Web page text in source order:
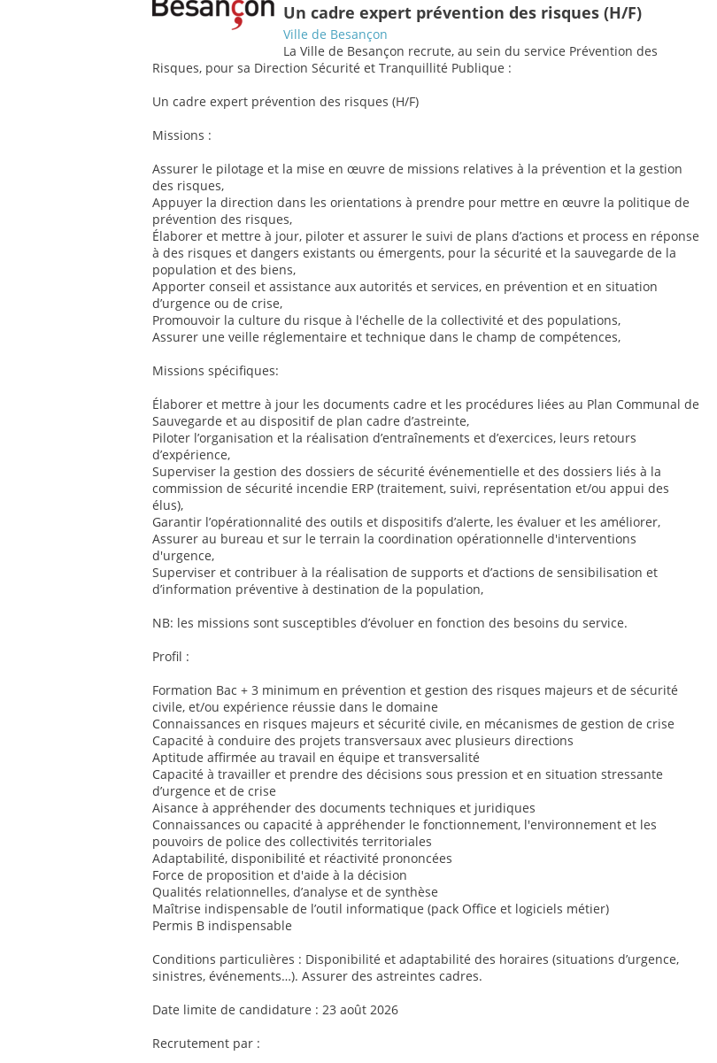
Un cadre expert prévention des risques (H/F)
Ville de Besançon
La Ville de Besançon recrute, au sein du service Prévention des
Risques, pour sa Direction Sécurité et Tranquillité Publique :
Un cadre expert prévention des risques (H/F)
Missions :
Assurer le pilotage et la mise en œuvre de missions relatives à la prévention et la gestion
des risques,
Appuyer la direction dans les orientations à prendre pour mettre en œuvre la politique de
prévention des risques,
Élaborer et mettre à jour, piloter et assurer le suivi de plans d’actions et process en réponse
à des risques et dangers existants ou émergents, pour la sécurité et la sauvegarde de la
population et des biens,
Apporter conseil et assistance aux autorités et services, en prévention et en situation
d’urgence ou de crise,
Promouvoir la culture du risque à l'échelle de la collectivité et des populations,
Assurer une veille réglementaire et technique dans le champ de compétences,
Missions spécifiques:
Élaborer et mettre à jour les documents cadre et les procédures liées au Plan Communal de
Sauvegarde et au dispositif de plan cadre d’astreinte,
Piloter l’organisation et la réalisation d’entraînements et d’exercices, leurs retours
d’expérience,
Superviser la gestion des dossiers de sécurité événementielle et des dossiers liés à la
commission de sécurité incendie ERP (traitement, suivi, représentation et/ou appui des
élus),
Garantir l’opérationnalité des outils et dispositifs d’alerte, les évaluer et les améliorer,
Assurer au bureau et sur le terrain la coordination opérationnelle d'interventions
d'urgence,
Superviser et contribuer à la réalisation de supports et d’actions de sensibilisation et
d’information préventive à destination de la population,
NB: les missions sont susceptibles d’évoluer en fonction des besoins du service.
Profil :
Formation Bac + 3 minimum en prévention et gestion des risques majeurs et de sécurité
civile, et/ou expérience réussie dans le domaine
Connaissances en risques majeurs et sécurité civile, en mécanismes de gestion de crise
Capacité à conduire des projets transversaux avec plusieurs directions
Aptitude affirmée au travail en équipe et transversalité
Capacité à travailler et prendre des décisions sous pression et en situation stressante
d’urgence et de crise
Aisance à appréhender des documents techniques et juridiques
Connaissances ou capacité à appréhender le fonctionnement, l'environnement et les
pouvoirs de police des collectivités territoriales
Adaptabilité, disponibilité et réactivité prononcées
Force de proposition et d'aide à la décision
Qualités relationnelles, d’analyse et de synthèse
Maîtrise indispensable de l’outil informatique (pack Office et logiciels métier)
Permis B indispensable
Conditions particulières : Disponibilité et adaptabilité des horaires (situations d’urgence,
sinistres, événements…). Assurer des astreintes cadres.
Date limite de candidature : 23 août 2026
Recrutement par :